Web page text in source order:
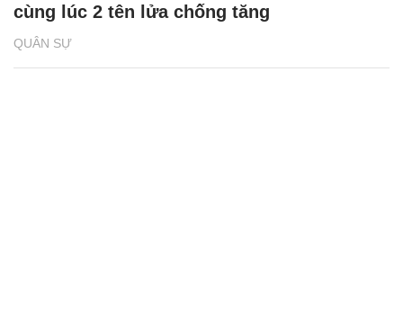
QUÂN SỰ
cùng lúc 2 tên lửa chống tăng